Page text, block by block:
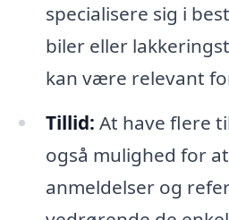
specialisere sig i
biler eller
kan være relevant
Tillid: At have flere
også mulighed for
anmeldelser og